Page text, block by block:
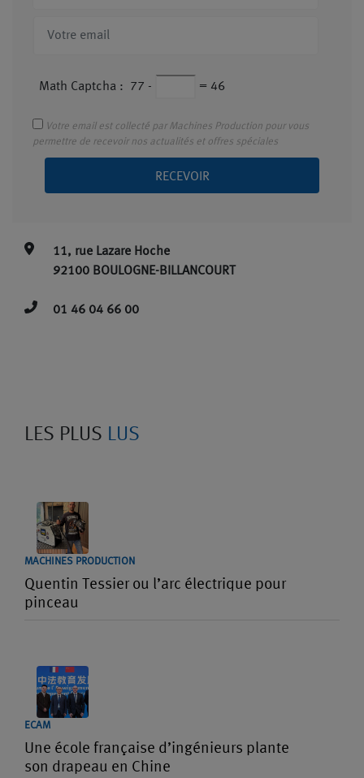
Math Captcha : 77 - = 46
Votre email est collecté par Machines Production pour vous
permettre de recevoir nos actualités et offres spéciales
RECEVOIR
11, rue Lazare Hoche
92100 BOULOGNE-BILLANCOURT
01 46 04 66 00
LES PLUS LUS
MACHINES PRODUCTION
Quentin Tessier ou l’arc électrique pour
pinceau
ECAM
Une école française d’ingénieurs plante
son drapeau en Chine